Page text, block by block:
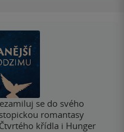
se do svého
romantasy
křídla i Hunger